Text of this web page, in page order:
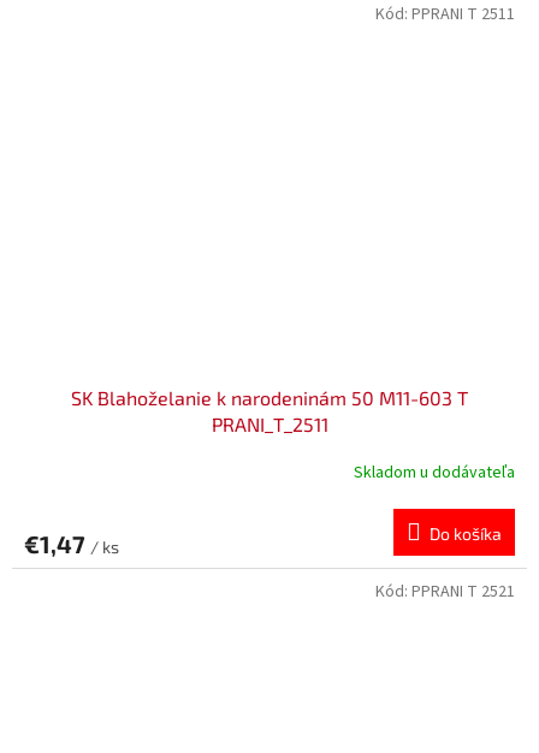
SK Blahoželanie k narodeninám 50 M11-603 T
PRANI_T_2511
Skladom u dodávateľa
€1,47 / ks
Do košíka
Kód: PPRANI T 2511
Kód: PPRANI T 2521